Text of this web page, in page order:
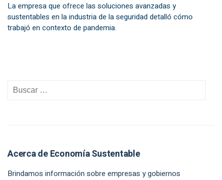
La empresa que ofrece las soluciones avanzadas y
sustentables en la industria de la seguridad detalló cómo
trabajó en contexto de pandemia.
Acerca de Economía Sustentable
Brindamos información sobre empresas y gobiernos